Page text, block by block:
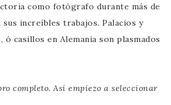
como fotógrafo durante más de
increíbles trabajos. Palacios y
casillos en Alemania son plasmados
completo. Así empiezo a seleccionar